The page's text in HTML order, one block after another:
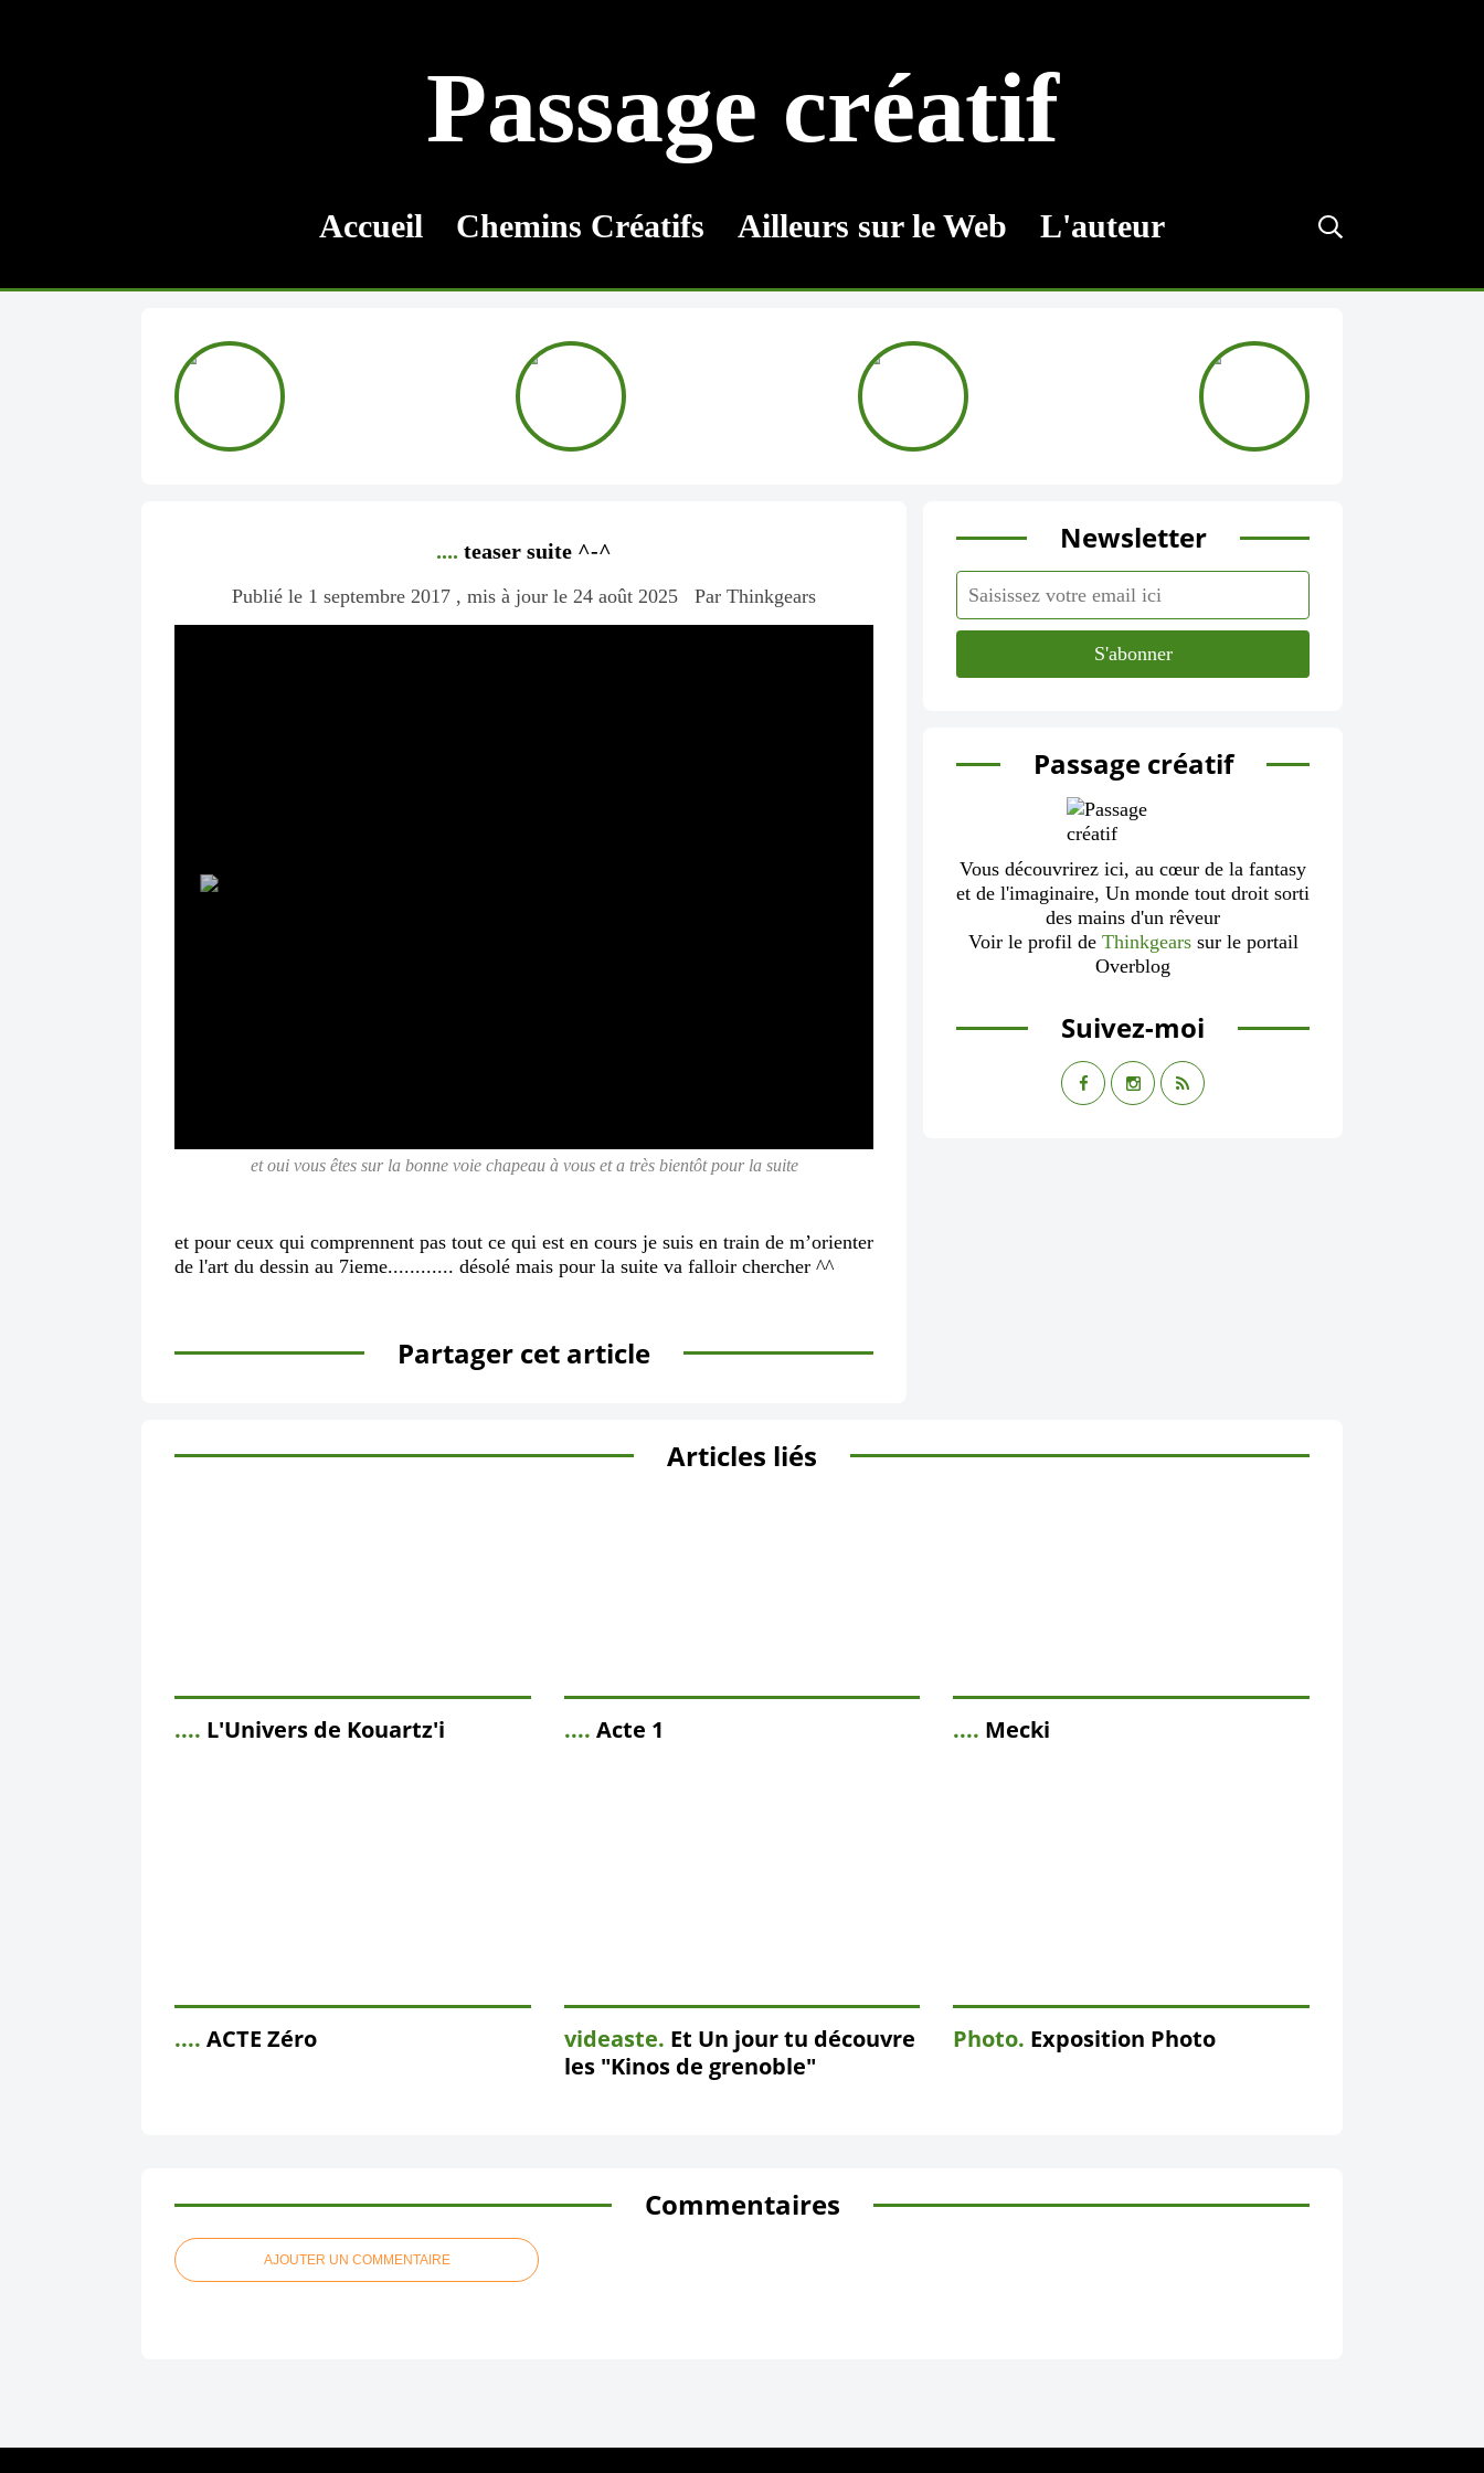
Passage créatif
Accueil Chemins Créatifs Ailleurs sur le Web L'auteur
.... teaser suite ^-^
Publié le 1 septembre 2017 , mis à jour le 24 août 2025 Par Thinkgears
et oui vous êtes sur la bonne voie chapeau à vous et a très bientôt pour la suite
et pour ceux qui comprennent pas tout ce qui est en cours je suis en train de m’orienter
de l'art du dessin au 7ieme............ désolé mais pour la suite va falloir chercher ^^
Partager cet article
Newsletter
Passage créatif
Vous découvrirez ici, au cœur de la fantasy
et de l'imaginaire, Un monde tout droit sorti
des mains d'un rêveur
Voir le profil de Thinkgearssur le portail
Overblog
Suivez-moi
Articles liés
.... L'Univers de Kouartz'i .... Acte 1 .... Mecki
.... ACTE Zéro videaste. Et Un jour tu découvre
les "Kinos de grenoble"
Photo. Exposition Photo
Commentaires
AJOUTER UN COMMENTAIRE